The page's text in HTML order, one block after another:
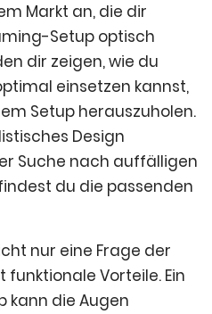
Markt an, die dir
Setup optisch
dir zeigen, wie du
einsetzen kannst,
Setup herauszuholen.
Design
Suche nach auffälligen
du die passenden
nur eine Frage der
Vorteile. Ein
kann die Augen